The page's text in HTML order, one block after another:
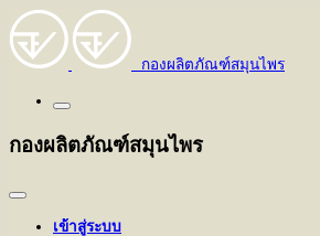
กองผลิตภัณฑ์สมุนไพร
กองผลิตภัณฑ์สมุนไพร
เข้าสู่ระบบ